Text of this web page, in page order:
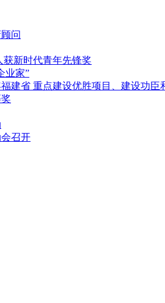
问
获新时代青年先锋奖
业家”
建省 重点建设优胜项目、建设功臣
召开